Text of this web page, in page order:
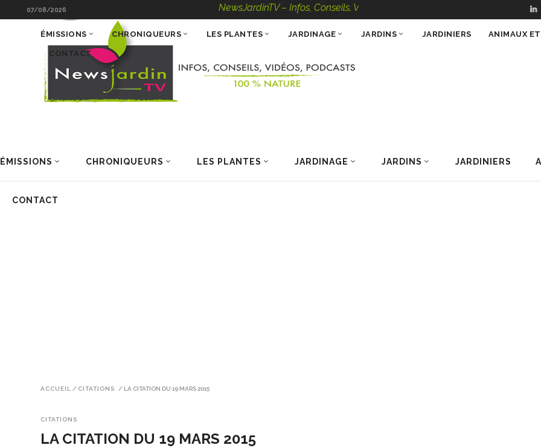
07/08/2026 NewsJardinTV – Infos, Conseils, Vidéos, Podcasts – 100 % Nature
ÉMISSIONS CHRONIQUEURS LES PLANTES JARDINAGE JARDINS JARDINIERS
CONTACT
ÉMISSIONS CHRONIQUEURS LES PLANTES JARDINAGE JARDINS JARDINIERS ANIMAUX
CONTACT
ACCUEIL / CITATIONS / LA CITATION DU 19 MARS 2015
CITATIONS
LA CITATION DU 19 MARS 2015